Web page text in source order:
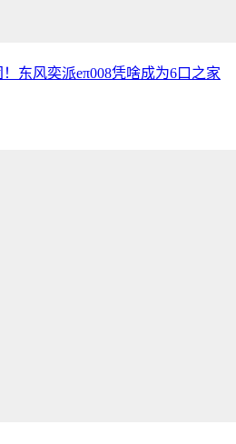
东风奕派eπ008凭啥成为6口之家